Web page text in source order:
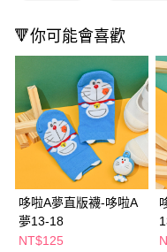
便利好安心！
１．簡單：不需註冊會員、不
２．便利：只要手機號碼，簡
３．安心：先確認商品／服務
【「AFTEE先享後付」結帳流
１．於結帳方式選擇「AFTEE
結帳頁面，進行簡訊認證並確
２．訂單成立數日內，您將收
３．收到繳費通知簡訊後14天
ATM／網路銀行／等多元方式
※ 請注意：結帳手續完成當下
購買商品的店家。未經商家同
後付繳納相關費用。
全家取貨付款
每筆NT$65，滿NT$390(含
付款後全家取貨
每筆NT$65，滿NT$390(含
萊爾富取貨付款
每筆NT$65，滿NT$490(含
🔻你可能會喜歡
哆啦A夢直版襪-哆啦A
夢13-18
NT$125